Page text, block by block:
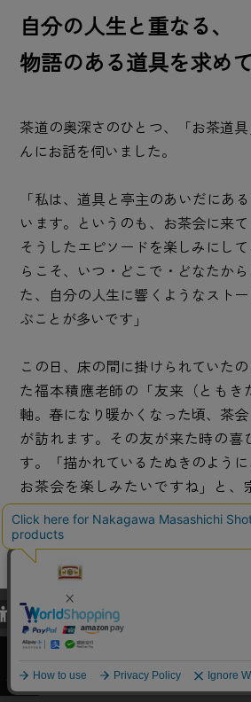
自分の人生と重なる、
物語のある道具を求めて
茶道の奥深さのひとつ、「お茶道
んにお話を伺いました。
「私は、道具と亭主のあいだにあ
います。というのも、お茶会に来て
そうしたエピソードを楽しみにし
らこそ、いつ・どこで・どなたか
た、自分の人生に響くようなスト
ぶことが多いです」
この日、床の間に掛けられていた
た福本積應老師の「友来（ともき
軸。春になり暖かくなった頃、茶
が訪れます。その友が来た時の喜
す。「描かれているたぬきのよう
お茶会を楽しみたいですね」と、
す。
さらに、身近なものを茶道具に見立
いても、こんなふうに教えてくれ
が揃っていなくても、普段使ってい
を加えれば、立派なお茶道具になり
当サイトでは、当サイト内における閲覧履歴
び利便性向上のためにクッキー（Cookie）を
関しては「プライバシーポリシー
承諾する